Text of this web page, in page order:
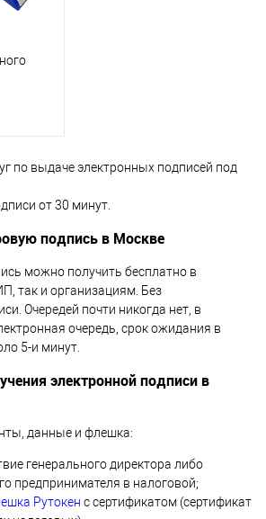
по выдаче электронных подписей под
от 30 минут.
подпись в Москве
можно получить бесплатно в
так и организациям. Без
Очередей почти никогда нет, в
очередь, срок ожидания в
5-и минут.
электронной подписи в
данные и флешка:
генерального директора либо
предпринимателя в налоговой;
Рутокен с сертификатом (сертификат